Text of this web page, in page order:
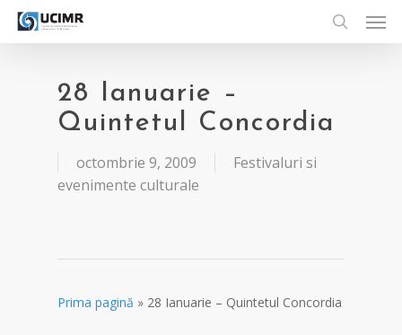
Skip
search
28 Ianuarie –
Quintetul Concordia
octombrie 9, 2009
Festivaluri si
evenimente culturale
Prima pagină » 28 Ianuarie – Quintetul Concordia